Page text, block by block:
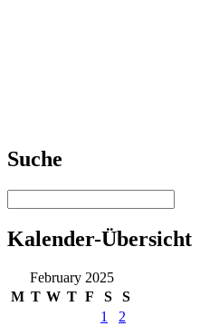
Suche
Kalender-Übersicht
February 2025
M T W T F S
S
1
2